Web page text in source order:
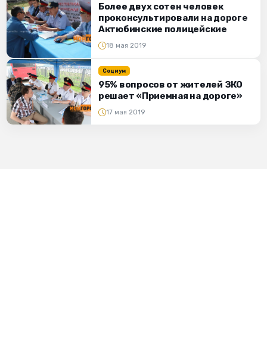
Более двух сотен человек
проконсультировали на дороге
Актюбинские полицейские
18 мая 2019
Социум
95% вопросов от жителей ЗКО
решает «Приемная на дороге»
17 мая 2019